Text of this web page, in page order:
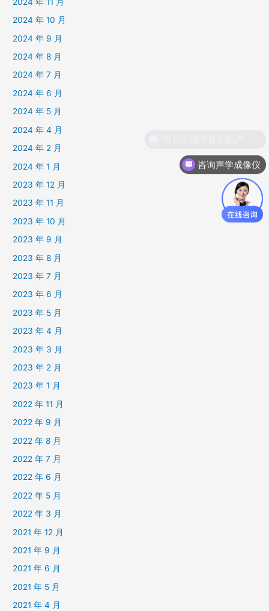
2024 年 10 月
2024 年 9 月
2024 年 8 月
2024 年 7 月
2024 年 6 月
2024 年 5 月
2024 年 4 月
2024 年 2 月
2024 年 1 月
2023 年 12 月
2023 年 11 月
2023 年 10 月
2023 年 9 月
2023 年 8 月
2023 年 7 月
2023 年 6 月
2023 年 5 月
2023 年 4 月
2023 年 3 月
2023 年 2 月
2023 年 1 月
2022 年 11 月
2022 年 9 月
2022 年 8 月
2022 年 7 月
2022 年 6 月
2022 年 5 月
2022 年 3 月
2021 年 12 月
2021 年 9 月
2021 年 6 月
2021 年 5 月
2021 年 4 月
咨询声学成像仪